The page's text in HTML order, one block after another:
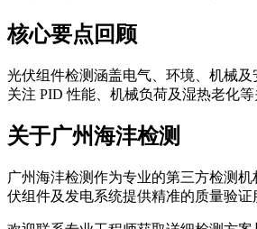
核心要点回顾
光伏组件检测涵盖电气、环境、机械
关注 PID 性能、机械负荷及湿热老化
关于广州海沣检测
广州海沣检测作为专业的第三方检测
伏组件及发电系统提供精准的质量验